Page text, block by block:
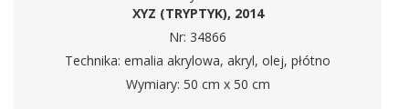
XYZ (TRYPTYK), 2014
Nr: 34866
Technika: emalia akrylowa, akryl, olej, płótno
Wymiary: 50 cm x 50 cm